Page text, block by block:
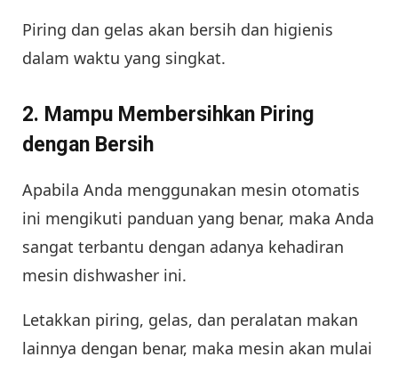
Piring dan gelas akan bersih dan higienis
dalam waktu yang singkat.
2. Mampu Membersihkan Piring
dengan Bersih
Apabila Anda menggunakan mesin otomatis
ini mengikuti panduan yang benar, maka Anda
sangat terbantu dengan adanya kehadiran
mesin dishwasher ini.
Letakkan piring, gelas, dan peralatan makan
lainnya dengan benar, maka mesin akan mulai